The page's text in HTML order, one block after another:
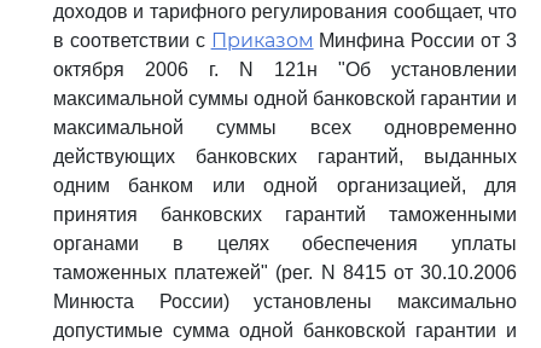
доходов и тарифного регулирования сообщает, что
в соответствии с Приказом Минфина России от 3
октября 2006 г. N 121н "Об установлении
максимальной суммы одной банковской гарантии и
максимальной суммы всех одновременно
действующих банковских гарантий, выданных
одним банком или одной организацией, для
принятия банковских гарантий таможенными
органами в целях обеспечения уплаты
таможенных платежей" (рег. N 8415 от 30.10.2006
Минюста России) установлены максимально
допустимые сумма одной банковской гарантии и